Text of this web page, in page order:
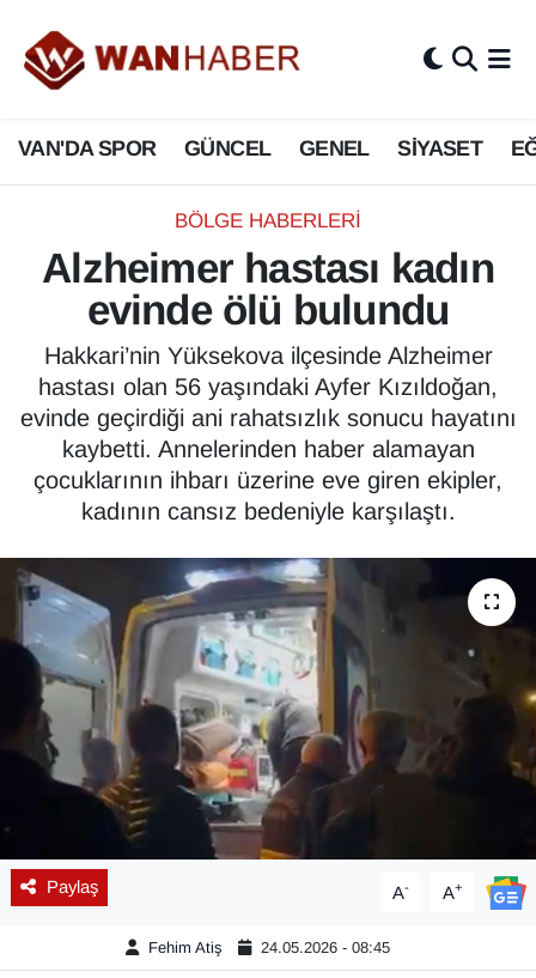
VAN'DA SPOR GÜNCEL GENEL SİYASET
BÖLGE HABERLERI
Alzheimer hastası kadın
evinde ölü bulundu
Hakkari’nin Yüksekova ilçesinde Alzheimer
hastası olan 56 yaşındaki Ayfer Kızıldoğan,
evinde geçirdiği ani rahatsızlık sonucu hayatını
kaybetti. Annelerinden haber alamayan
çocuklarının ihbarı üzerine eve giren ekipler,
kadının cansız bedeniyle karşılaştı.
Paylaş A- A+
Fehim Atiş 24.05.2026 - 08:45
3.SAYFA
ASAYİŞ
BİLİM VE TEKNOLOJİ
Biyografi
ÇEVRE
Deprem
Dernekler, Odalar
DÜNYA
EĞİTİM
EKONOMİ
Eleman
Emlak
En çok konuşulanlar
Van Nöbetçi Eczaneler
Van Hava Durumu
Van Namaz Vakitleri
Van Trafik Yoğunluk Haritası
Tüm Manşetler
Son Dakika Haberleri
Haber Arşivi